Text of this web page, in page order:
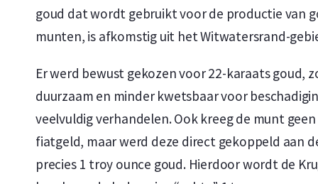
Ontwerp: Duurzaam en
De Krugerrand werd voor het eerst geslagen in
bevat, net als andere beleggingsmunten, 3,11
gebruikte goudlegering is de munt iets zwaarder
formaat. De legering bestaat uit 91,67% goud
ounce Krugerrand weegt exact 3,393 gram,
goud dat wordt gebruikt voor de productie van
munten, is afkomstig uit het Witwatersrand-
Er werd bewust gekozen voor 22-karaats goud,
duurzaam en minder kwetsbaar voor
veelvuldig verhandelen. Ook kreeg de munt
fiatgeld, maar werd deze direct gekoppeld aan
precies 1 troy ounce goud. Hierdoor wordt de